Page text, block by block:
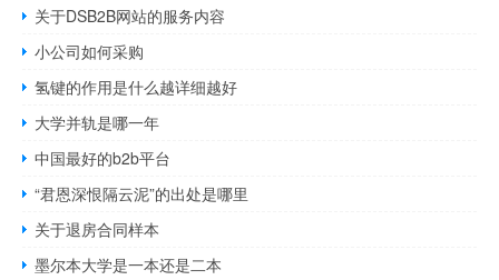
关于DSB2B网站的服务内容
小公司如何采购
氢键的作用是什么越详细越好
大学并轨是哪一年
中国最好的b2b平台
“君恩深恨隔云泥”的出处是哪里
关于退房合同样本
墨尔本大学是一本还是二本